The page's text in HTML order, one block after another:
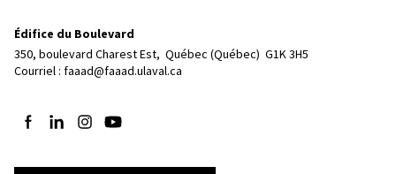
Édifice du Boulevard
350, boulevard Charest Est, Québec (Québec)  G1K 3H5
Courriel : faaad@faaad.ulaval.ca
Suivez-nous sur Facebook
Suivez-nous sur LinkedIn
Suivez-nous sur Instagram
Suivez-nous sur YouTube